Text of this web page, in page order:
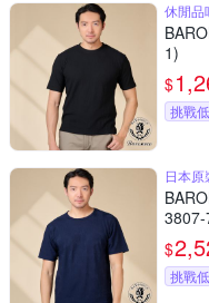
休閒品
1)
$
挑戰
日本原
3807-
$
挑戰